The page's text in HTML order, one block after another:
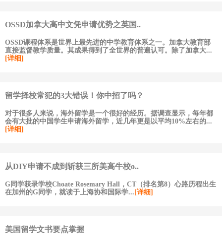
OSSD加拿大高中文凭申请优势之英国..
OSSD课程体系是世界上最先进的中学教育体系之一。加拿大教育部
直接监督教学质量。其成果得到了全世界的普遍认可。除了加拿大...
[详细]
留学择校常犯的3大错误！你中招了吗？
对于很多人来说，海外留学是一个很好的经历。据调查显示，每年都
会有大批的中国学生申请海外留学，近几年更是以平均10%左右的...
[详细]
从DIY申请不成到斩获三所美高牛校o..
G同学获录学校Choate Rosemary Hall，CT（排名第8）心路历程出生
在加州的G同学，就读于上海协和国际学... [详细]
美国留学文书要点掌握